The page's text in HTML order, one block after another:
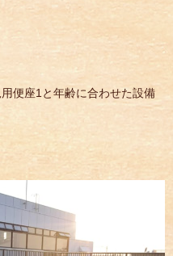
便座1と年齢に合わせた設備